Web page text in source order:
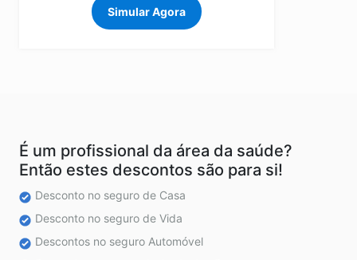
Simular Agora
É um profissional da área da saúde?
Então estes descontos são para si!
Desconto no seguro de Casa
Desconto no seguro de Vida
Descontos no seguro Automóvel